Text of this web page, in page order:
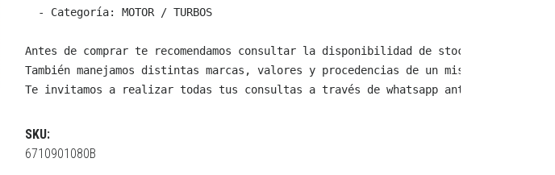
  - Categoría: MOTOR / TURBOS
Antes de comprar te recomendamos consultar la disponibilidad de stock y
También manejamos distintas marcas, valores y procedencias de un mismo producto.
Te invitamos a realizar todas tus consultas a través de whatsapp antes de
SKU:
6710901080B